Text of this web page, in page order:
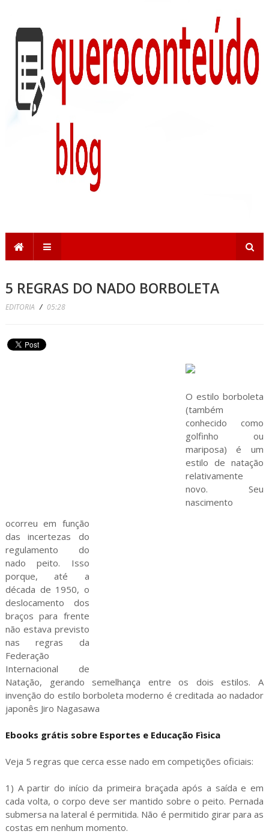
5 REGRAS DO NADO BORBOLETA
EDITORIA / 05:28
O estilo borboleta
(também
conhecido como
golfinho ou
mariposa) é um
estilo de natação
relativamente
novo. Seu
nascimento
ocorreu em função
das incertezas do
regulamento do
nado peito. Isso
porque, até a
década de 1950, o
deslocamento dos
braços para frente
não estava previsto
nas regras da
Federação
Internacional de
Natação, gerando semelhança entre os dois estilos. A
invenção do estilo borboleta moderno é creditada ao nadador
japonês Jiro Nagasawa
Ebooks grátis sobre Esportes e Educação Fìsica
Veja 5 regras que cerca esse nado em competições oficiais:
1) A partir do início da primeira braçada após a saída e em
cada volta, o corpo deve ser mantido sobre o peito. Pernada
submersa na lateral é permitida. Não é permitido girar para as
costas em nenhum momento.